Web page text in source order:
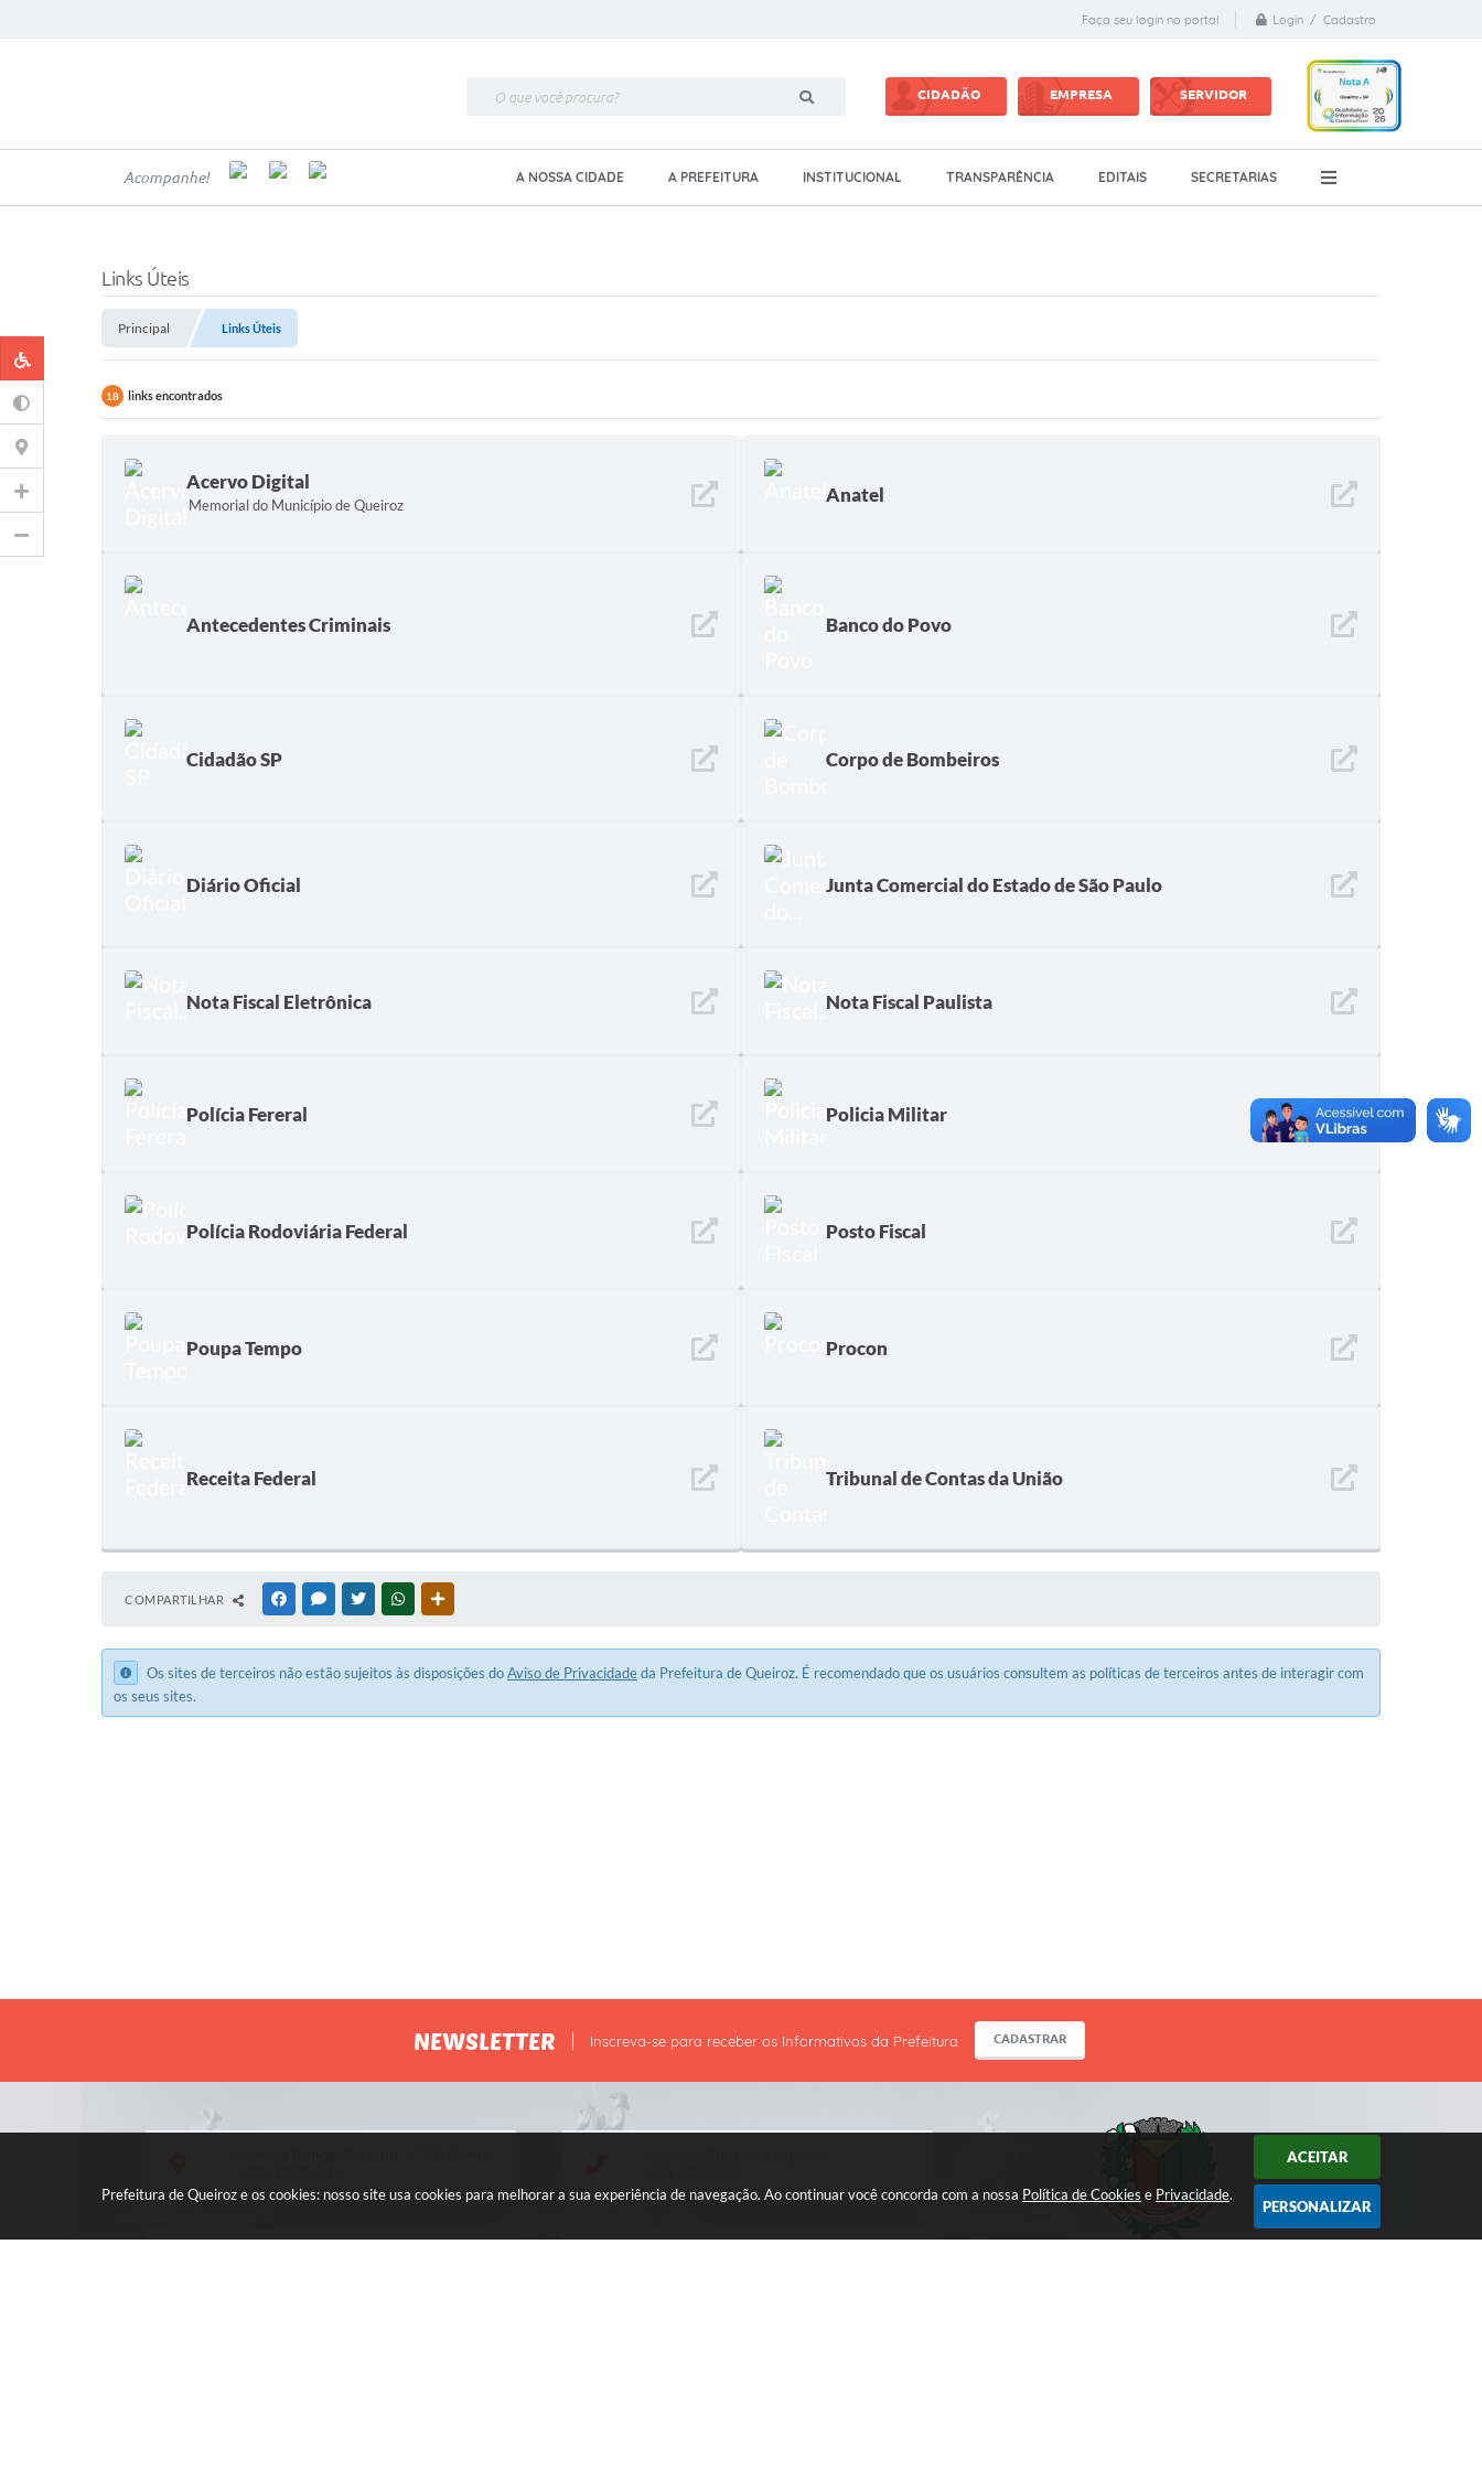
Prefeitura de Queiroz e os cookies: nosso site usa cookies para melhorar a sua experiência de navegação. Ao continuar você concorda com a nossa Política de Cookies e Privacidade.
ACEITAR
PERSONALIZAR
Faça seu login no portal Login / Cadastro
CIDADÃO EMPRESA SERVIDOR
Acompanhe! A NOSSA CIDADE A PREFEITURA INSTITUCIONAL TRANSPARÊNCIA EDITAIS SECRETARIAS
Links Úteis
Principal Links Úteis
18 links encontrados
Acervo Digital
Memorial do Município de Queiroz Anatel
Antecedentes Criminais Banco do Povo
Cidadão SP Corpo de Bombeiros
Diário Oficial Junta Comercial do Estado de São Paulo
Nota Fiscal Eletrônica Nota Fiscal Paulista
Polícia Fereral Policia Militar
Polícia Rodoviária Federal Posto Fiscal
Poupa Tempo Procon
Receita Federal Tribunal de Contas da União
COMPARTILHAR FACEBOOKMESSENGER
TWITTERWHATSAPP
Os sites de terceiros não estão sujeitos às disposições doAviso de Privacidadeda Prefeitura de Queiroz. É recomendado que os usuários consultem as políticas de terceiros antes de interagir com
os seus sites.
NEWSLETTER Inscreva-se para receber os Informativos da Prefeitura CADASTRAR